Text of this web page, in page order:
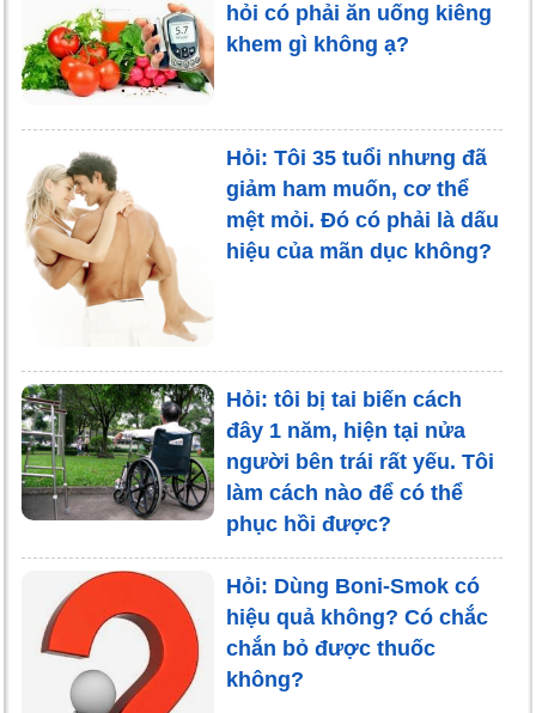
hỏi có phải ăn uống kiêng
khem gì không ạ?
Hỏi: Tôi 35 tuổi nhưng đã
giảm ham muốn, cơ thể
mệt mỏi. Đó có phải là dấu
hiệu của mãn dục không?
Hỏi: tôi bị tai biến cách
đây 1 năm, hiện tại nửa
người bên trái rất yếu. Tôi
làm cách nào để có thể
phục hồi được?
Hỏi: Dùng Boni-Smok có
hiệu quả không? Có chắc
chắn bỏ được thuốc
không?